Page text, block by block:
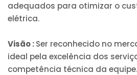
adequados para otimizar o
elétrica.
Visão :Ser reconhecido no
ideal pela excelência dos
competência técnica da equipe.